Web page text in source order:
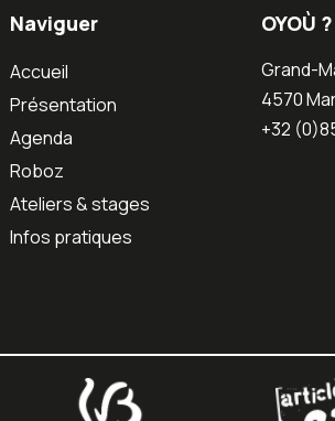
Naviguer
Accueil
Présentation
Agenda
Roboz
Ateliers & stages
Infos pratiques
OYOÙ ?
Grand-
4570
+32